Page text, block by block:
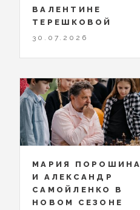
ВАЛЕНТИНЕ
ТЕРЕШКОВОЙ
30.07.2026
МАРИЯ ПОРОШИНА
И АЛЕКСАНДР
САМОЙЛЕНКО В
НОВОМ СЕЗОНЕ